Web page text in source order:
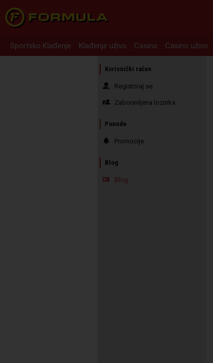
Sportsko Klađenje Klađenje uživo Casino Casino uživo
Korisnički račun
Registriraj se
Zaboravljena lozinka
Ponude
Promocije
Blog
Blog